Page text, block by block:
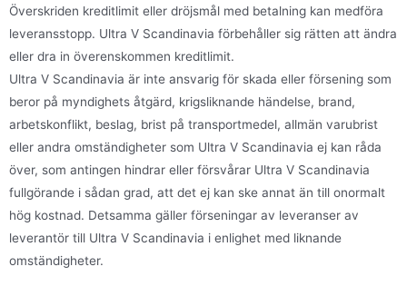
Överskriden kreditlimit eller dröjsmål med betalning kan medföra
leveransstopp. Ultra V Scandinavia förbehåller sig rätten att ändra
eller dra in överenskommen kreditlimit.
Ultra V Scandinavia är inte ansvarig för skada eller försening som
beror på myndighets åtgärd, krigsliknande händelse, brand,
arbetskonflikt, beslag, brist på transportmedel, allmän varubrist
eller andra omständigheter som Ultra V Scandinavia ej kan råda
över, som antingen hindrar eller försvårar Ultra V Scandinavia
fullgörande i sådan grad, att det ej kan ske annat än till onormalt
hög kostnad. Detsamma gäller förseningar av leveranser av
leverantör till Ultra V Scandinavia i enlighet med liknande
omständigheter.